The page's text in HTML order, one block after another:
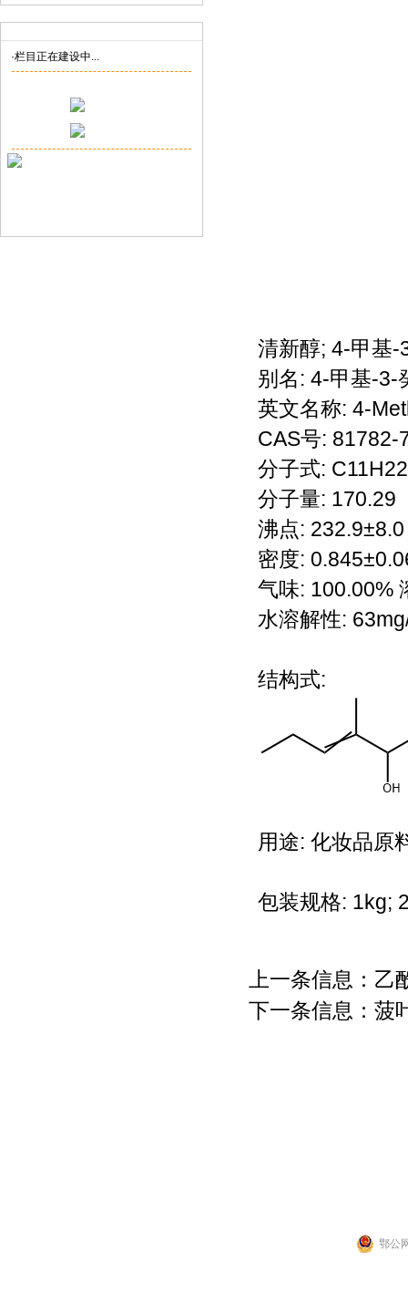
·栏目正在建设中...
清新醇; 4-甲基-
别名: 4-甲基-3-
英文名称: 4-
CAS号: 81782-
分子式:
分子量: 170.29
沸点: 232.9±8.0
密度:
气味: 100.00%
水溶解性:
结构式:
用途: 化妆品原
包装规格: 1kg;
上一条信息： 乙
下一条信息： 菠
鄂公